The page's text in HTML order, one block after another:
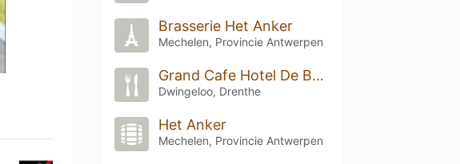
Brasserie Het Anker
Mechelen, Provincie Antwerpen
Grand Cafe Hotel De Brink
Dwingeloo, Drenthe
Het Anker
Mechelen, Provincie Antwerpen